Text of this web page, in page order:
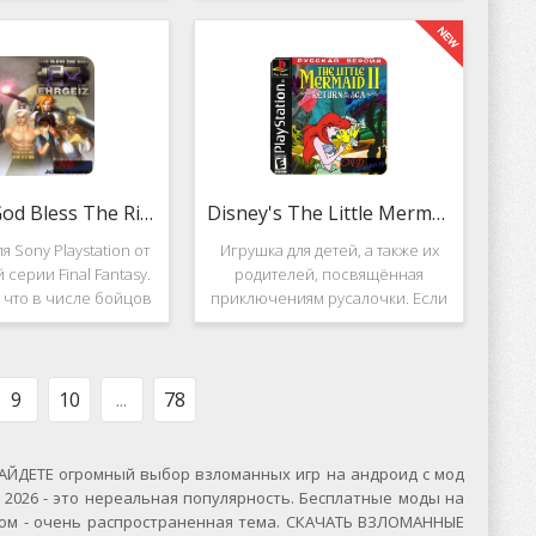
Вышло ещё 2
вертолётом и
Несмотря на то, что эти 2 игры
создавались разными людьми,
Darkstone имеет общие
Ehrgeiz: God Bless The Ring
Sony Playstation от
серии Final Fantasy.
что в числе бойцов
персонажи из
Ring для PS1
Disney's The Little Mermaid 2
Игрушка для детей, а также их
родителей, посвящённая
приключениям русалочки. Если
кто не знает, то её зовут Ариэль
9 10 ... 78
огромный выбор взломанных игр на андроид с мод
- это нереальная популярность. Бесплатные моды на
- очень распространенная тема. СКАЧАТЬ ВЗЛОМАННЫЕ